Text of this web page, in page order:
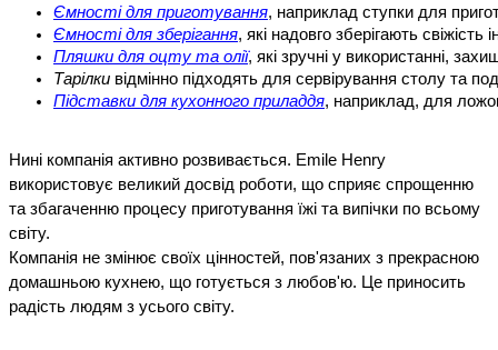
Ємності для приготування, наприклад ступки для
Ємності для зберігання, які надовго зберігають
Пляшки для оцту та олії, які зручні у використанні,
Тарілки відмінно підходять для сервірування столу та
Підставки для кухонного приладдя, наприклад, для
Нині компанія активно розвивається. Emile Henry
використовує великий досвід роботи, що сприяє спрощенню
та збагаченню процесу приготування їжі та випічки по всьому
світу.
Компанія не змінює своїх цінностей, пов'язаних з прекрасною
домашньою кухнею, що готується з любов'ю. Це приносить
радість людям з усього світу.